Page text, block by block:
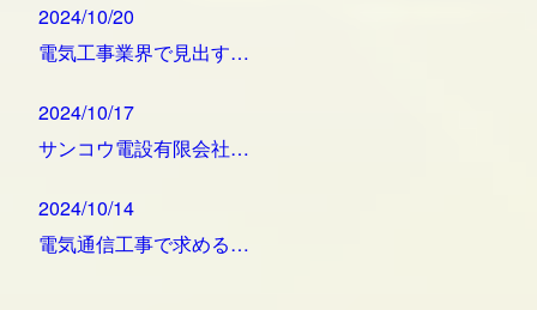
2024/10/20
電気工事業界で見出す…
2024/10/17
サンコウ電設有限会社…
2024/10/14
電気通信工事で求める…